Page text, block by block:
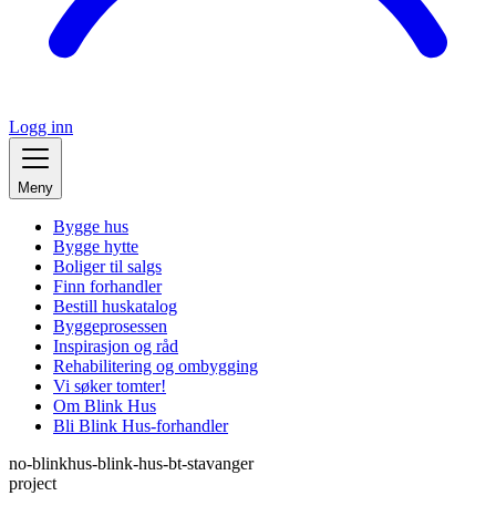
Logg inn
Meny
Bygge hus
Bygge hytte
Boliger til salgs
Finn forhandler
Bestill huskatalog
Byggeprosessen
Inspirasjon og råd
Rehabilitering og ombygging
Vi søker tomter!
Om Blink Hus
Bli Blink Hus-forhandler
no-blinkhus-blink-hus-bt-stavanger
project